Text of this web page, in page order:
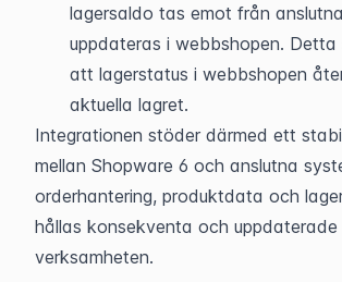
lagersaldo tas emot från
uppdateras i webbshopen. Detta
att lagerstatus i webbshopen
aktuella lagret.
Integrationen stöder därmed ett
mellan Shopware 6 och anslutna
orderhantering, produktdata och
hållas konsekventa och uppdaterade
verksamheten.